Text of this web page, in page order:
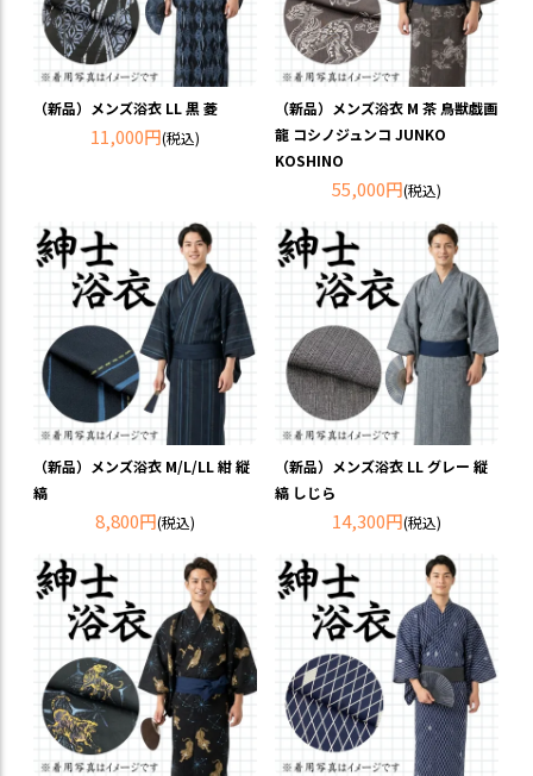
（新品）メンズ浴衣 LL 黒 菱
11,000円(税込)
（新品）メンズ浴衣 M 茶 鳥獣戯画
龍 コシノジュンコ JUNKO
KOSHINO
55,000円(税込)
（新品）メンズ浴衣 M/L/LL 紺 縦
縞
8,800円(税込)
（新品）メンズ浴衣 LL グレー 縦
縞 しじら
14,300円(税込)